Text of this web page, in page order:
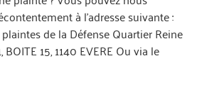
à l'adresse suivante :
de la Défense Quartier Reine
BOITE 15, 1140 EVERE Ou via le